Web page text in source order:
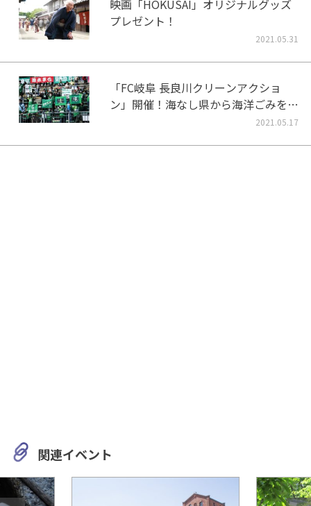
映画「HOKUSAI」オリジナルグッズ
プレゼント！
2021.05.31
「FC岐阜 長良川クリーンアクショ
ン」開催！海なし県から海洋ごみをな
2021.05.17
関連イベント